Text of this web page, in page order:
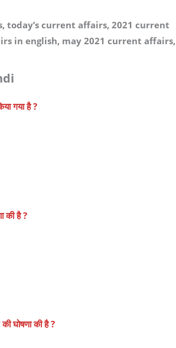
today’s current affairs, 2021 current
in english, may 2021 current affairs,
गया है ?
की है ?
घोषणा की है ?